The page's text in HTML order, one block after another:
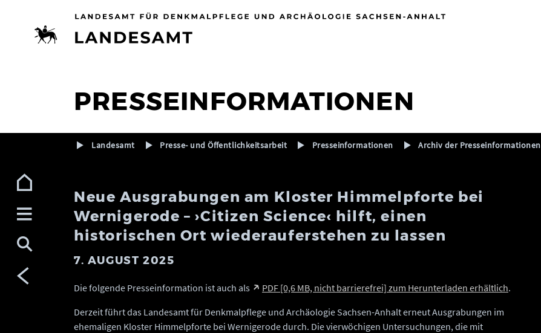
PRESSEINFORMATIONEN
Landesamt Presse- und Öffentlichkeitsarbeit Presseinformationen Archiv der Presseinformationen
Neue Ausgrabungen am Kloster Himmelpforte bei
Wernigerode – ›Citizen Science‹ hilft, einen
historischen Ort wiederauferstehen zu lassen
7. AUGUST 2025
Die folgende Presseinformation ist auch als PDF [0,6 MB, nicht barrierefrei] zum Herunterladen erhältlich.
Derzeit führt das Landesamt für Denkmalpflege und Archäologie Sachsen-Anhalt erneut Ausgrabungen im
ehemaligen Kloster Himmelpforte bei Wernigerode durch. Die vierwöchigen Untersuchungen, die mit